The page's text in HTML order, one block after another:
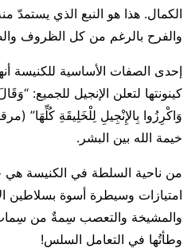
الكمال. هذا هو النبع الذي يستمدّ
والفرح بالرغم من كل الظروف
إحدى الصفات الأساسية للكنيسة
كينونتها لتعلن الإنجيل للجميع:
خيمة الله بين البشر.
من ناحية السلطة في الكنيسة
امتيازات وسيطرة أسوة بسلاطين
والمشيخة والتعصب سِمةٌ من سِمات
وطأتُها في التعامل السلس!